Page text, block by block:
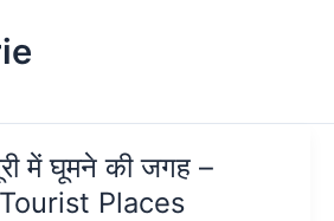
में घूमने की जगह –
Places